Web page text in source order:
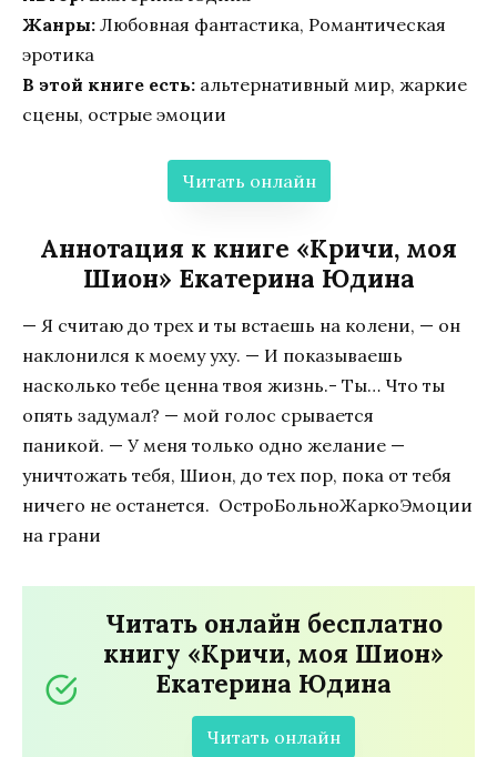
Жанры: Любовная фантастика, Романтическая
эротика
В этой книге есть: альтернативный мир, жаркие
сцены, острые эмоции
Читать онлайн
Аннотация к книге «Кричи, моя
Шион» Екатерина Юдина
— Я считаю до трех и ты встаешь на колени, — он
наклонился к моему уху. — И показываешь
насколько тебе ценна твоя жизнь.- Ты… Что ты
опять задумал? — мой голос срывается
паникой. — У меня только одно желание —
уничтожать тебя, Шион, до тех пор, пока от тебя
ничего не останется. ОстроБольноЖаркоЭмоции
на грани
Читать онлайн бесплатно
книгу «Кричи, моя Шион»
Екатерина Юдина
Читать онлайн